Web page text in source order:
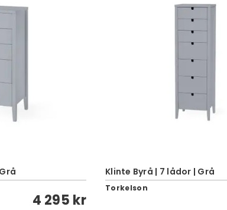
4 295 kr
Klinte Byrå | 7 lådor | Grå
Torkelson